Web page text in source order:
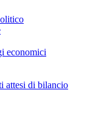
economici
attesi di bilancio